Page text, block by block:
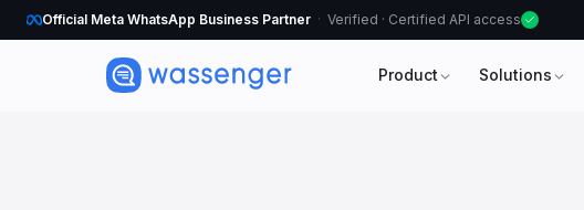
Official Meta WhatsApp Business Partner Verified · Certified API access
Product Solutions